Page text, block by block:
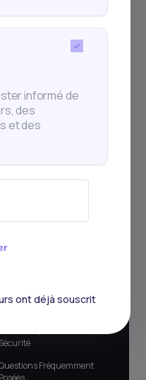
Sommes Nous
propos de nous
Contacts officiels
Sécurité
Fréquemment
Posées
informé de
des
et des
ont déjà souscrit